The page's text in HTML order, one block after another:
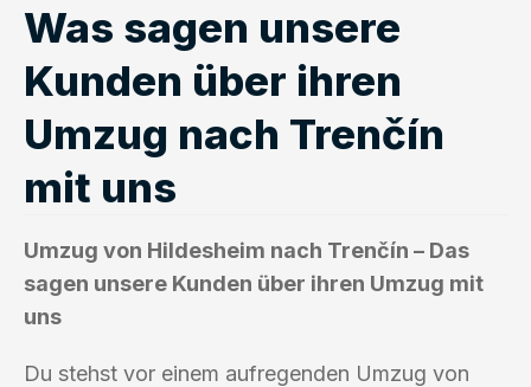
Was sagen unsere
Kunden über ihren
Umzug nach Trenčín
mit uns
Umzug von Hildesheim nach Trenčín – Das
sagen unsere Kunden über ihren Umzug mit
uns
Du stehst vor einem aufregenden Umzug von